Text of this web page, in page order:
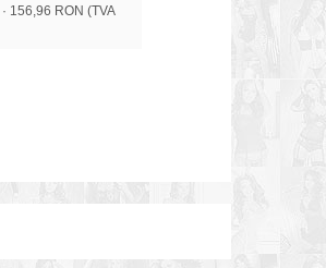
156,96 RON (TVA